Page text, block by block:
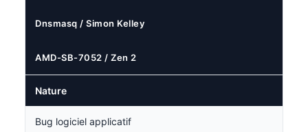
Dnsmasq / Simon Kelley
AMD-SB-7052 / Zen 2
Nature
Bug logiciel applicatif